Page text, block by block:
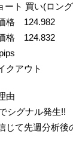
ート 買い(ロン
格 124.982
格 124.832
アウト
由
シグナル発生!!
じて先週分析後